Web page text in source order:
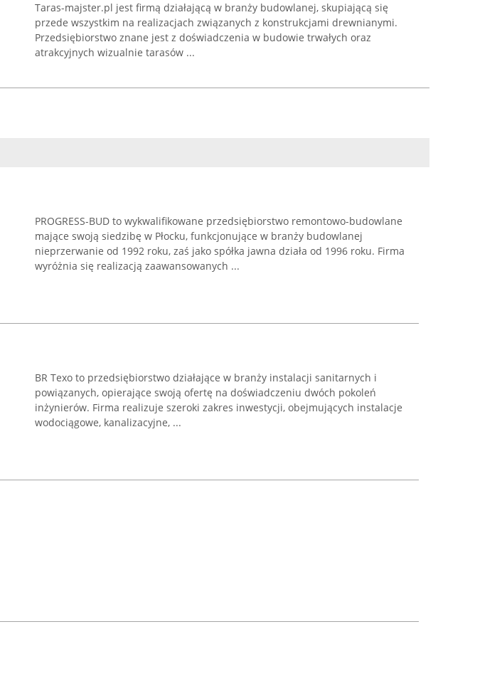
Taras-majster.pl jest firmą działającą w branży budowlanej, skupiającą się
przede wszystkim na realizacjach związanych z konstrukcjami drewnianymi.
Przedsiębiorstwo znane jest z doświadczenia w budowie trwałych oraz
atrakcyjnych wizualnie tarasów ...
PROGRESS-BUD to wykwalifikowane przedsiębiorstwo remontowo-budowlane
mające swoją siedzibę w Płocku, funkcjonujące w branży budowlanej
nieprzerwanie od 1992 roku, zaś jako spółka jawna działa od 1996 roku. Firma
wyróżnia się realizacją zaawansowanych ...
BR Texo to przedsiębiorstwo działające w branży instalacji sanitarnych i
powiązanych, opierające swoją ofertę na doświadczeniu dwóch pokoleń
inżynierów. Firma realizuje szeroki zakres inwestycji, obejmujących instalacje
wodociągowe, kanalizacyjne, ...